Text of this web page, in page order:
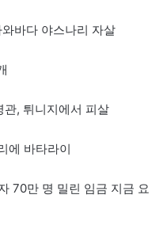
바다 야스나리 자살
관, 튀니지에서 피살
에 바타라이
70만 명 밀린 임금 지금 요